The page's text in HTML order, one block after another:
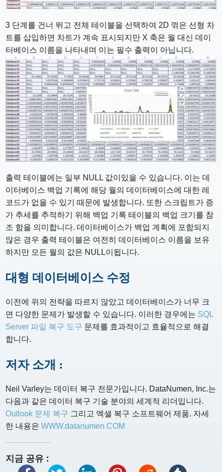
3 단계를 건너 뛰고 전체 테이블을 선택하여 2D 꺾은 선형 차
트를 삽입하면 차트가 계속 표시되지만 X 축은 월 대신 데이
터베이스 이름을 나타내며 이는 필수 출력이 아닙니다.
출력 테이블에는 일부 NULL 값이있을 수 있습니다. 이는 데
이터베이스 백업 기록에 해당 월의 데이터베이스에 대한 레
코드가 없을 수 있기 때문에 발생합니다. 또한 스크립트가 증
가 추세를 추적하기 위해 백업 기록 테이블의 백업 크기를 참
조 함을 의미합니다. 데이터베이스가 백업 계획에 포함되지
않은 경우 출력 테이블은 여전히 ​​데이터베이스 이름을 보유
하지만 모든 월의 값은 NULL이됩니다.
대형 데이터베이스 수정
이전에 위의 전략을 따르지 않았고 데이터베이스가 너무 크
면 다양한 문제가 발생할 수 있습니다. 이러한 경우에는 SQL
Server 파일 복구 도구 문제를 효과적이고 효율적으로 해결
합니다.
저자 소개 :
Neil Varley는 데이터 복구 전문가입니다. DataNumen, Inc.는
다음과 같은 데이터 복구 기술 분야의 세계적 리더입니다.
Outlook 문제 복구 그리고 엑셀 복구 소프트웨어 제품. 자세
한 내용은WWW.datanumen.COM
지금 공유 :